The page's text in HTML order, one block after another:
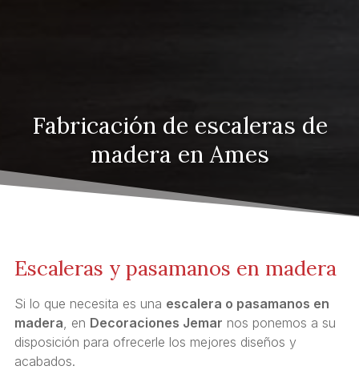
Fabricación de escaleras de
madera en Ames
Escaleras y pasamanos en madera
Si lo que necesita es una escalera o pasamanos en
madera , en Decoraciones Jemar nos ponemos a su
disposición para ofrecerle los mejores diseños y
acabados.